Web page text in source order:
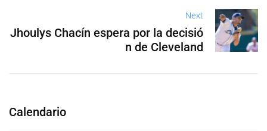
Next
Jhoulys Chacín espera por la decisió
n de Cleveland
Calendario